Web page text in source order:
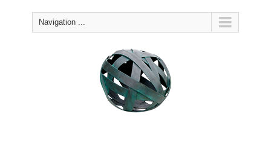
Navigation ...